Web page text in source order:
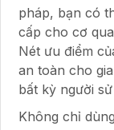
pháp, bạn có
cấp cho cơ
Nét ưu điểm
an toàn cho
bất kỳ người
Không chỉ